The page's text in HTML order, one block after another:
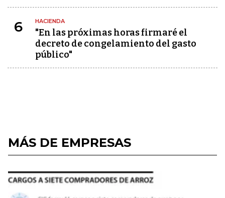
6 HACIENDA
"En las próximas horas firmaré el
decreto de congelamiento del gasto
público"
MÁS DE EMPRESAS